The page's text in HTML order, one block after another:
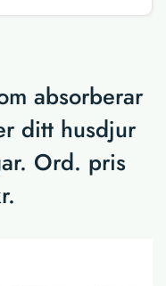
absorberar
ditt husdjur
Ord. pris